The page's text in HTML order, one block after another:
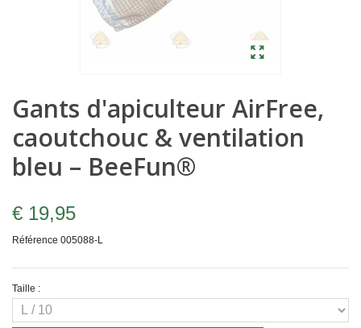
Gants d'apiculteur AirFree,
caoutchouc & ventilation
bleu – BeeFun®
€ 19,95
Référence 005088-L
Taille :